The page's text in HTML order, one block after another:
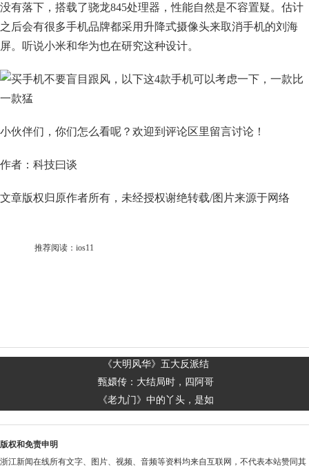
没有落下，搭载了骁龙845处理器，性能自然是不容置疑。估计
之后会有很多手机品牌都采用升降式摄像头来取消手机的刘海
屏。听说小米和华为也在研究这种设计。
小伙伴们，你们怎么看呢？欢迎到评论区里留言讨论！
作者：科技曰谈
文章版权归原作者所有，未经授权谢绝转载/图片来源于网络
推荐阅读： ios11
​《大明风华》五大反派结
甄嬛传：大结局时，四阿哥
《老九门》中的丫头，是如
版权和免责申明
浙江新闻在线所有文字、图片、视频、音频等资料均来自互联网，不代表本站赞同其